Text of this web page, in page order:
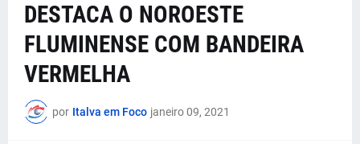
DESTACA O NOROESTE
FLUMINENSE COM BANDEIRA
VERMELHA
por Italva em Foco janeiro 09, 2021